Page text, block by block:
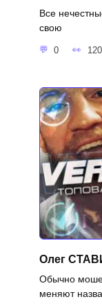
Все
свою
0 120
Олег
Обычно
меняют